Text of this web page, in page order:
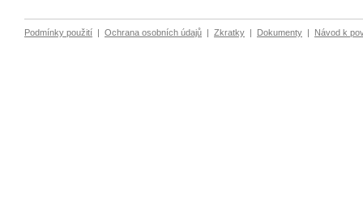
Podmínky použití Ochrana osobních údajů Zkratky Dokumenty Návod k